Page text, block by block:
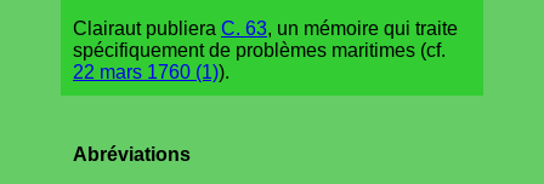
Clairaut publiera C. 63, un mémoire qui traite
spécifiquement de problèmes maritimes (cf.
22 mars 1760 (1)).
Abréviations